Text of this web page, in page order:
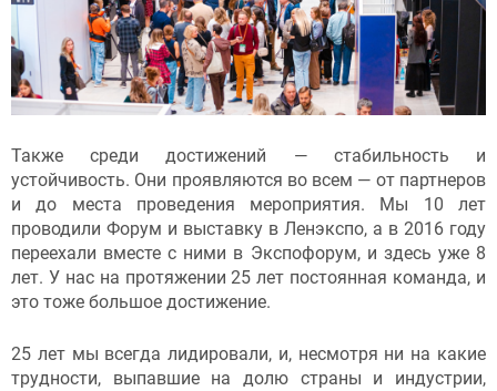
Также среди достижений — стабильность и
устойчивость. Они проявляются во всем — от партнеров
и до места проведения мероприятия. Мы 10 лет
проводили Форум и выставку в Ленэкспо, а в 2016 году
переехали вместе с ними в Экспофорум, и здесь уже 8
лет. У нас на протяжении 25 лет постоянная команда, и
это тоже большое достижение.
25 лет мы всегда лидировали, и, несмотря ни на какие
трудности, выпавшие на долю страны и индустрии,